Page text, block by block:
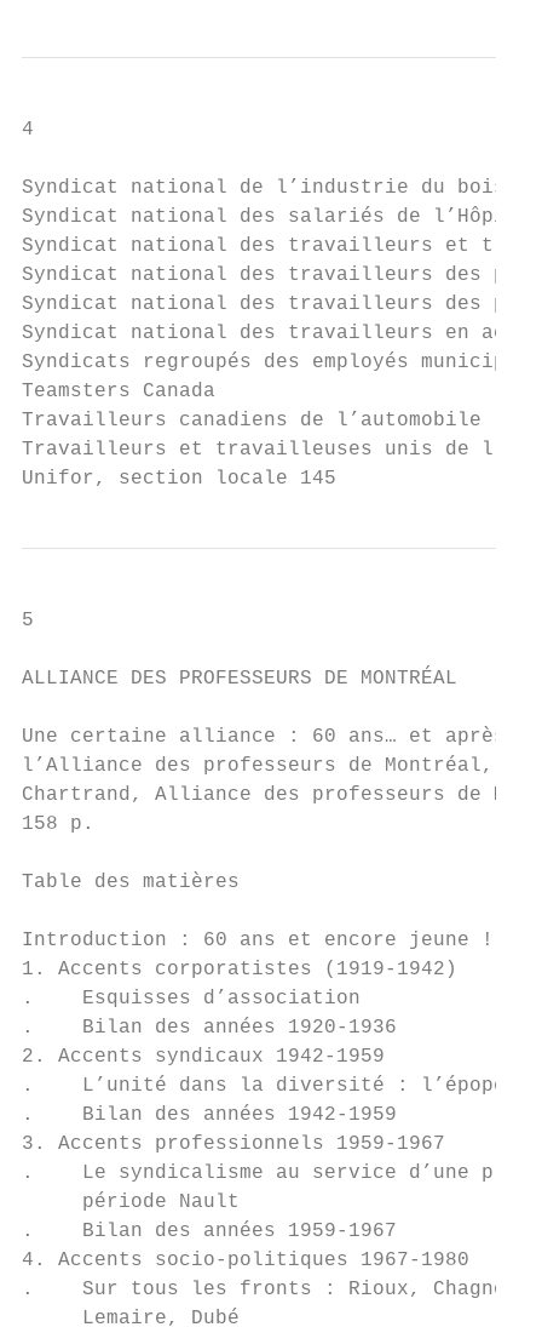
4
Syndicat national de l’industrie du
Syndicat national des salariés de
Syndicat national des travailleurs et
Syndicat national des travailleurs des
Syndicat national des travailleurs des
Syndicat national des travailleurs en
Syndicats regroupés des employés
Teamsters Canada
Travailleurs canadiens de
Travailleurs et travailleuses unis de
Unifor, section locale 145
5
ALLIANCE DES PROFESSEURS DE
Une certaine alliance : 60 ans… et après
l’Alliance des professeurs de Montréal,
Chartrand, Alliance des professeurs de
158 p.
Table des matières
Introduction : 60 ans et encore jeune
1. Accents corporatistes (1919-
.    Esquisses d’association
.    Bilan des années 1920-1936
2. Accents syndicaux 1942-1959
.    L’unité dans la diversité :
.    Bilan des années 1942-1959
3. Accents professionnels 1959-1967
.    Le syndicalisme au service d’une
     période Nault
.    Bilan des années 1959-1967
4. Accents socio-politiques 1967-1980
.    Sur tous les fronts : Rioux, Chagnon,
     Lemaire, Dubé